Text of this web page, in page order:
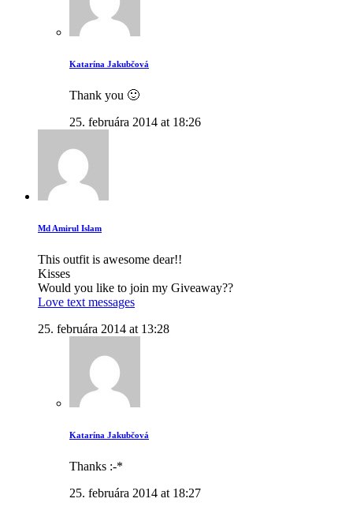
Katarína Jakubčová
Thank you 🙂
25. februára 2014 at 18:26
Md Amirul Islam
This outfit is awesome dear!!
Kisses
Would you like to join my Giveaway??
Love text messages
25. februára 2014 at 13:28
Katarína Jakubčová
Thanks :-*
25. februára 2014 at 18:27